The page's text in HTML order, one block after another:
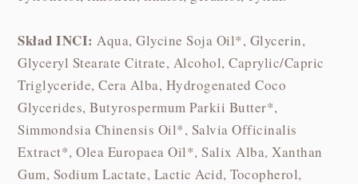
Skład INCI: Aqua, Glycine Soja Oil*, Glycerin,
Glyceryl Stearate Citrate, Alcohol, Caprylic/Capric
Triglyceride, Cera Alba, Hydrogenated Coco
Glycerides, Butyrospermum Parkii Butter*,
Simmondsia Chinensis Oil*, Salvia Officinalis
Extract*, Olea Europaea Oil*, Salix Alba, Xanthan
Gum, Sodium Lactate, Lactic Acid, Tocopherol,